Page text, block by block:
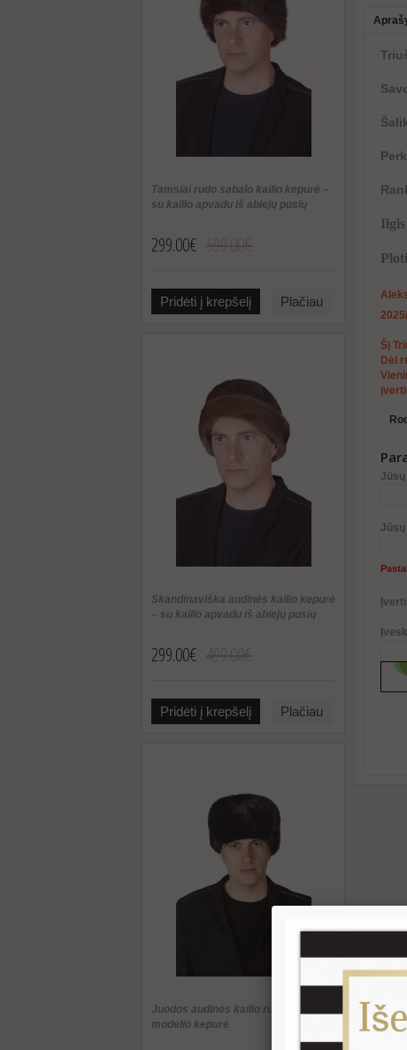
Tamsiai rudo sabalo kailio kepurė –
su kailio apvadu iš abiejų pusių
299.00€
Pridėti į krepšelį Plačiau
Skandinaviška audinės kailio kepurė
– su kailio apvadu iš abiejų pusių
299.00€
Pridėti į krepšelį Plačiau
Juodos audinės kailio rusiško
modelio kepurė
Ilgis
Šį
Dėl